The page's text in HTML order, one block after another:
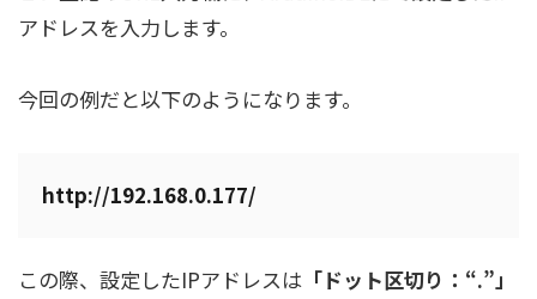
アドレスを入力します。
今回の例だと以下のようになります。
http://192.168.0.177/
この際、設定したIPアドレスは 「ドット区切り：“.”」